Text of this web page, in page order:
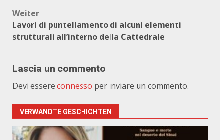
Weiter
Lavori di puntellamento di alcuni elementi
strutturali all’interno della Cattedrale
Lascia un commento
Devi essere connesso per inviare un commento.
VERWANDTE GESCHICHTEN